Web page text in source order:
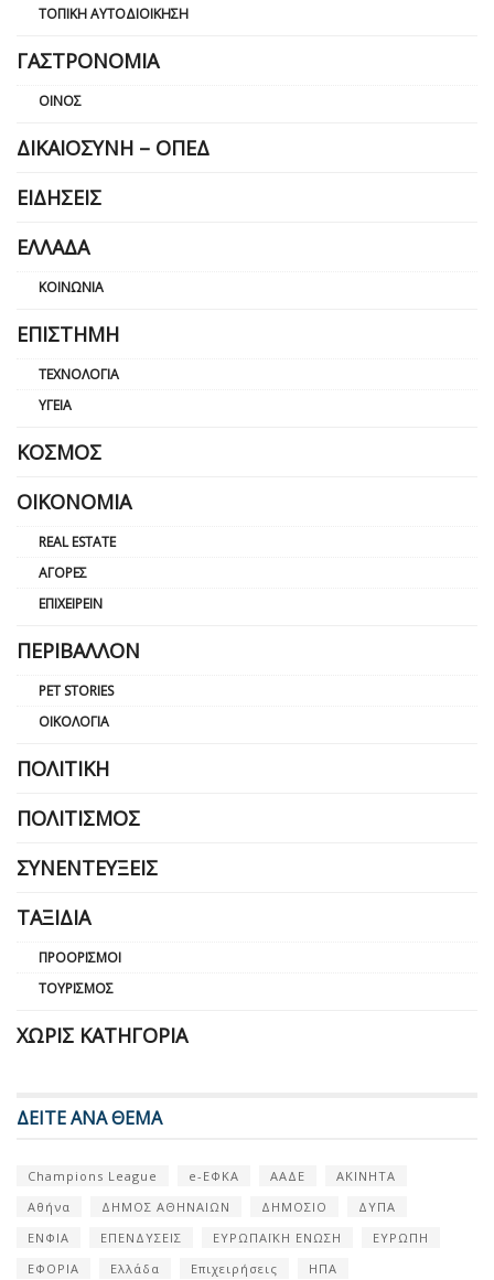
ΤΟΠΙΚΉ ΑΥΤΟΔΙΟΊΚΗΣΗ
ΓΑΣΤΡΟΝΟΜΊΑ
ΟΊΝΟΣ
ΔΙΚΑΙΟΣΎΝΗ – ΟΠΕΔ
ΕΙΔΉΣΕΙΣ
ΕΛΛΆΔΑ
ΚΟΙΝΩΝΊΑ
ΕΠΙΣΤΉΜΗ
ΤΕΧΝΟΛΟΓΊΑ
ΥΓΕΊΑ
ΚΌΣΜΟΣ
ΟΙΚΟΝΟΜΊΑ
REAL ESTATE
ΑΓΟΡΈΣ
ΕΠΙΧΕΙΡΕΊΝ
ΠΕΡΙΒΆΛΛΟΝ
PET STORIES
ΟΙΚΟΛΟΓΊΑ
ΠΟΛΙΤΙΚΉ
ΠΟΛΙΤΙΣΜΌΣ
ΣΥΝΕΝΤΕΎΞΕΙΣ
ΤΑΞΊΔΙΑ
ΠΡΟΟΡΙΣΜΟΊ
ΤΟΥΡΙΣΜΌΣ
ΧΩΡΊΣ ΚΑΤΗΓΟΡΊΑ
ΔΕΙΤΕ ΑΝΑ ΘΕΜΑ
Champions League e-ΕΦΚΑ ΑΑΔΕ
ΑΚΙΝΗΤΑ
Αθήνα
ΔΗΜΟΣ ΑΘΗΝΑΙΩΝ ΔΗΜΟΣΙΟ
ΔΥΠΑ
ΕΝΦΙΑ
ΕΠΕΝΔΥΣΕΙΣ ΕΥΡΩΠΑΪΚΗ ΕΝΩΣΗ
ΕΥΡΩΠΗ
ΕΦΟΡΙΑ
Ελλάδα Επιχειρήσεις
ΗΠΑ